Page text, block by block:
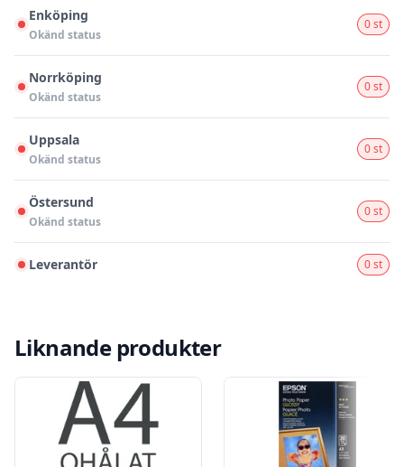
Enköping
Okänd status
0 st
Norrköping
Okänd status
0 st
Uppsala
Okänd status
0 st
Östersund
Okänd status
0 st
Leverantör 0 st
Liknande produkter